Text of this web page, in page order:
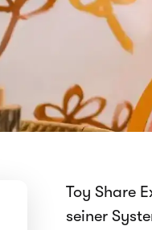
Toy Share
seiner